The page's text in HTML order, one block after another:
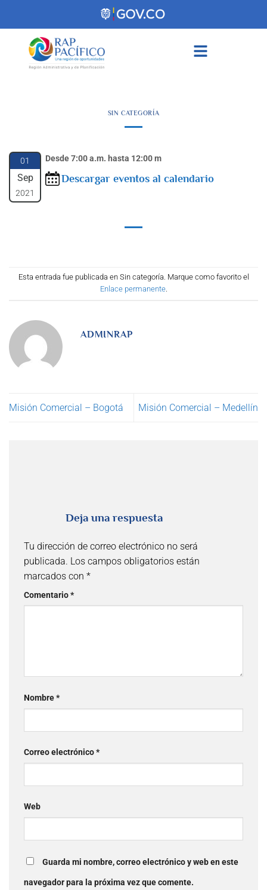
SIN CATEGORÍA
01
Sep
2021
Desde 7:00 a.m. hasta 12:00 m
Descargar eventos al calendario
Esta entrada fue publicada en Sin categoría. Marque como favorito el
Enlace permanente.
ADMINRAP
Misión Comercial – Bogotá Misión Comercial – Medellín
Deja una respuesta
Tu dirección de correo electrónico no será
publicada. Los campos obligatorios están
marcados con *
Comentario*
Nombre*
Correo electrónico*
Web
Guarda mi nombre, correo electrónico y web en este
navegador para la próxima vez que comente.